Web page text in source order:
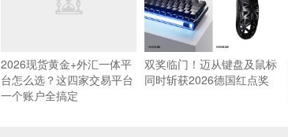
2026现货黄金+外汇一体平
台怎么选？这四家交易平台
一个账户全搞定
双奖临门！迈从键盘及鼠标
同时斩获2026德国红点奖